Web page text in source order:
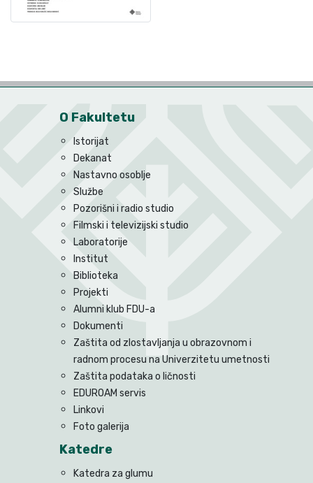
O Fakultetu
Istorijat
Dekanat
Nastavno osoblje
Službe
Pozorišni i radio studio
Filmski i televizijski studio
Laboratorije
Institut
Biblioteka
Projekti
Alumni klub FDU-a
Dokumenti
Zaštita od zlostavljanja u obrazovnom i
radnom procesu na Univerzitetu umetnosti
Zaštita podataka o ličnosti
EDUROAM servis
Linkovi
Foto galerija
Katedre
Katedra za glumu